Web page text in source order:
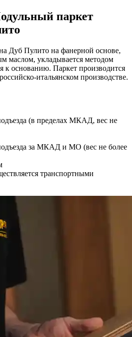
паркет
Дуб Пулито на фанерной основе,
маслом, укладывается методом
к основанию. Паркет производится
итальянском производстве.
(в пределах МКАД, вес не
за МКАД и МО (вес не более
транспортными